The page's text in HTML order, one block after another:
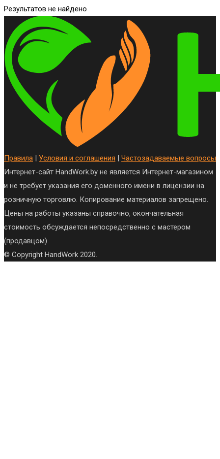
Результатов не найдено
Правила | Условия и соглашения | Частозадаваемые вопросы
Интернет-сайт HandWork.by не является Интернет-магазином
и не требует указания его доменного имени в лицензии на
розничную торговлю. Копирование материалов запрещено.
Цены на работы указаны справочно, окончательная
стоимость обсуждается непосредственно с мастером
(продавцом).
© Copyright HandWork 2020.